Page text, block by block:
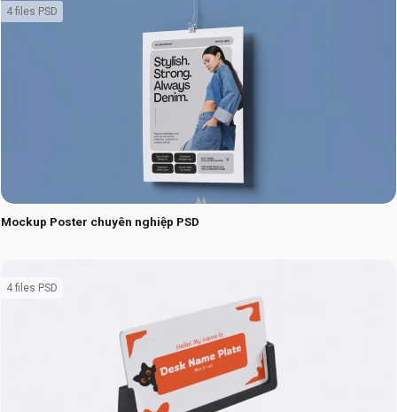
Mockup Poster chuyên nghiệp PSD
4 files PSD
4 files PSD